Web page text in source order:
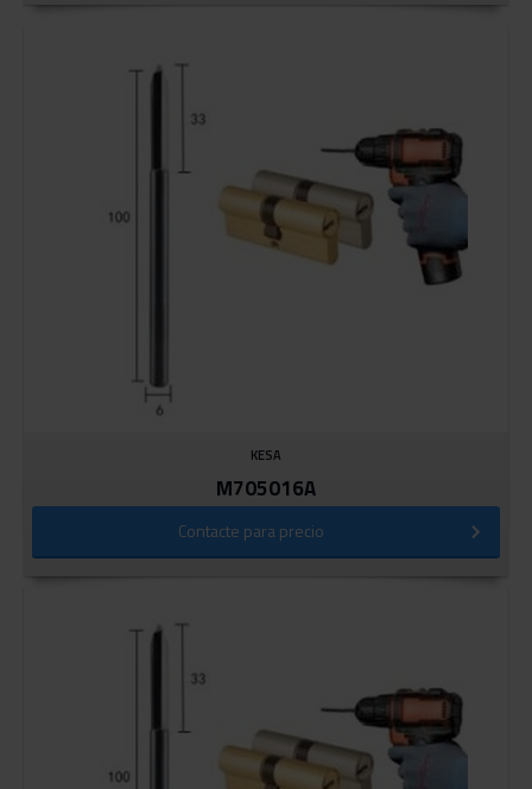
KESA
M705016A
Contacte para precio